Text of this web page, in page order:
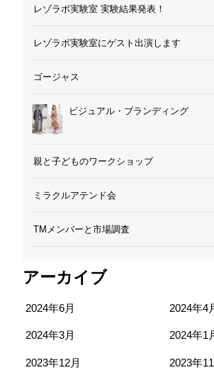
レゾラボ実験室 実験結果発表！
レゾラボ実験室にゲスト出演します
ゴージャス
ビジュアル・ブランディング
親と子どものワークショップ
ミラクルアテンド会
TMメンバーと市場調査
アーカイブ
2024年6月 2024年4
2024年3月 2024年1
2023年12月 2023年